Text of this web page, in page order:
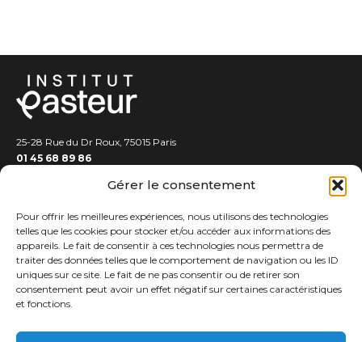
Gérer le consentement
Pour offrir les meilleures expériences, nous utilisons des technologies
telles que les cookies pour stocker et/ou accéder aux informations des
appareils. Le fait de consentir à ces technologies nous permettra de
traiter des données telles que le comportement de navigation ou les ID
uniques sur ce site. Le fait de ne pas consentir ou de retirer son
consentement peut avoir un effet négatif sur certaines caractéristiques
et fonctions.
25-28 Rue du Dr Roux, 75015 Paris
01 45 68 89 86
EXPERTS
PUBLICATIONS
PODCASTS